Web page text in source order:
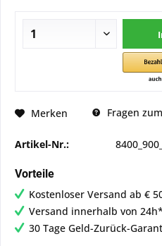
Merken Fragen
Artikel-Nr.:
Vorteile
Kostenloser Versand ab €
Versand innerhalb von 24h*
30 Tage Geld-Zurück-